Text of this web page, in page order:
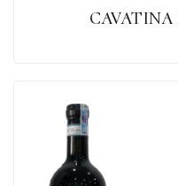
CAVATINA